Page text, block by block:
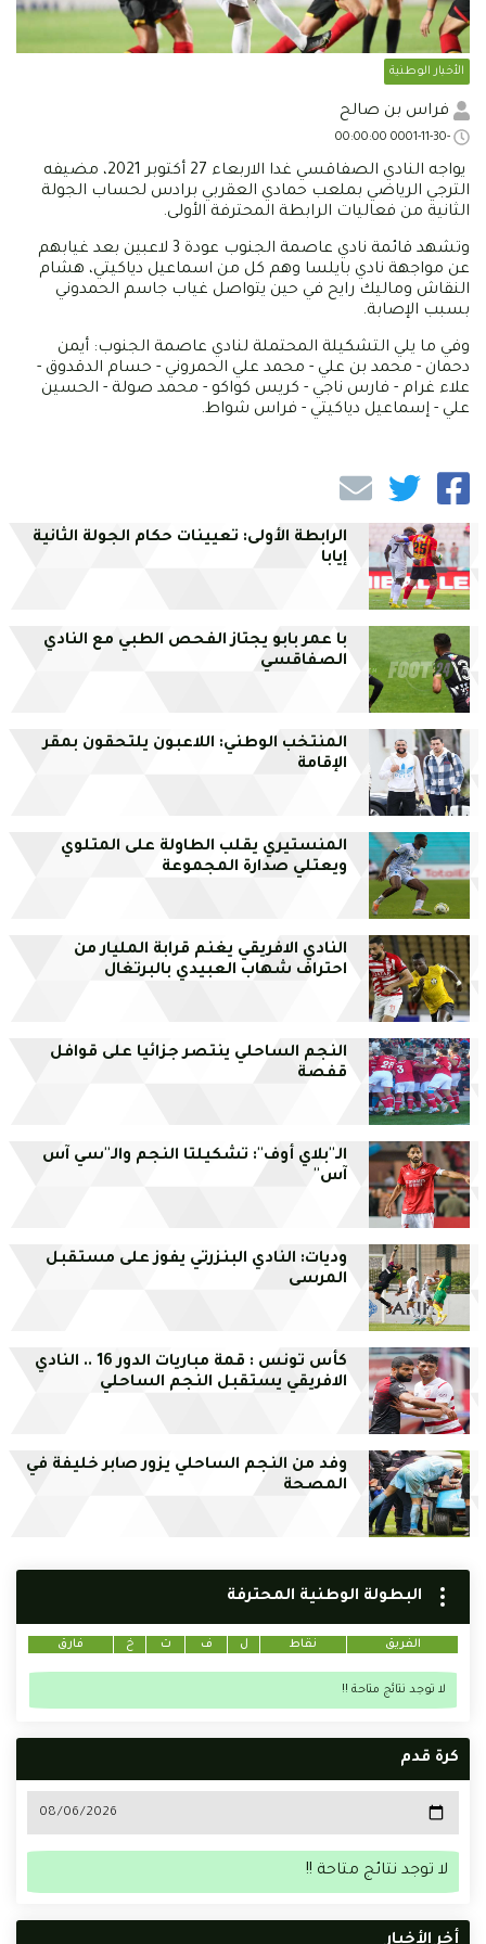
الأخبار الوطنية
فراس بن صالح
-0001-11-30 00:00:00
يواجه النادي الصفاقسي غدا الاربعاء 27 أكتوبر 2021، مضيفه
الترجي الرياضي بملعب حمادي العقربي برادس لحساب الجولة
الثانية من فعاليات الرابطة المحترفة الأولى.
وتشهد قائمة نادي عاصمة الجنوب عودة 3 لاعبين بعد غيابهم
عن مواجهة نادي بايلسا وهم كل من اسماعيل دياكيتي، هشام
النقاش وماليك رايح في حين يتواصل غياب جاسم الحمدوني
بسبب الإصابة.
وفي ما يلي التشكيلة المحتملة لنادي عاصمة الجنوب: أيمن
دحمان - محمد بن علي - محمد علي الحمروني - حسام الدقدوق -
علاء غرام - فارس ناجي - كريس كواكو - محمد صولة - الحسين
علي - إسماعيل دياكيتي - فراس شواط.
الرابطة الأولى: تعيينات حكام الجولة الثانية
إيابا
با عمر بابو يجتاز الفحص الطبي مع النادي
الصفاقسي
المنتخب الوطني: اللاعبون يلتحقون بمقر
الإقامة
المنستيري يقلب الطاولة على المتلوي
ويعتلي صدارة المجموعة
النادي الافريقي يغنم قرابة المليار من
احتراف شهاب العبيدي بالبرتغال
النجم الساحلي ينتصر جزائيا على قوافل
قفصة
الـ''بلاي أوف'': تشكيلتا النجم والـ''سي آس
آس''
وديات: النادي البنزرتي يفوز على مستقبل
المرسى
كأس تونس : قمة مباريات الدور 16 .. النادي
الافريقي يستقبل النجم الساحلي
وفد من النجم الساحلي يزور صابر خليفة في
المصحة
البطولة الوطنية المحترفة
الفريق نقاط ل ف ت خ فارق
لا توجد نتائج متاحة !!
كرة قدم
لا توجد نتائج متاحة !!